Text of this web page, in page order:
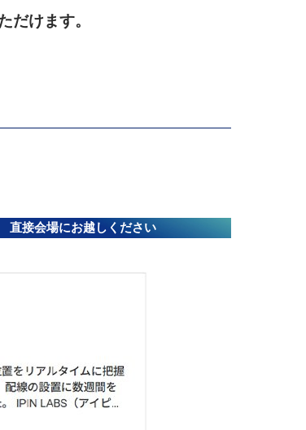
けます。
直接会場にお越しください